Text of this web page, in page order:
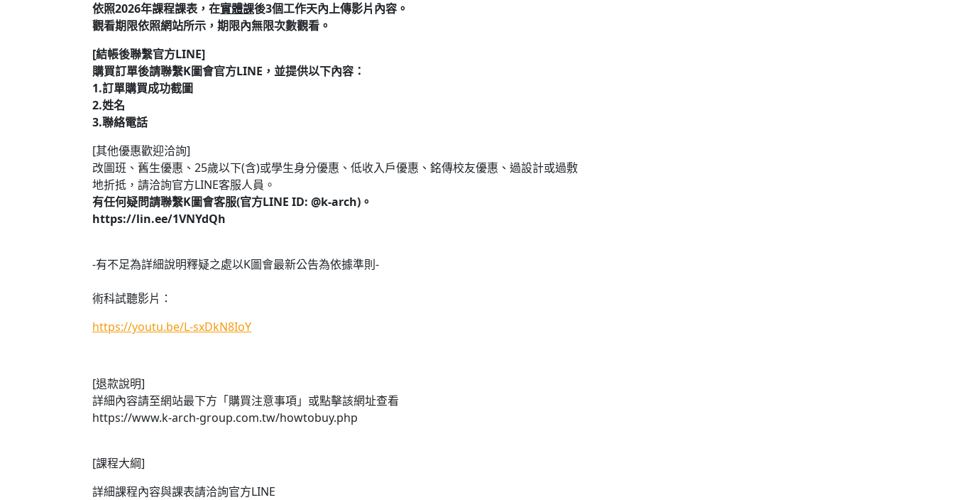
依照2026年課程課表，在實體課後3個工作天內上傳影片內容。
觀看期限依照網站所示，期限內無限次數觀看。
[結帳後聯繫官方LINE]
購買訂單後請聯繫K圖會官方LINE ，並提供以下內容：
1.訂單購買成功截圖
2.姓名
3.聯絡電話
[其他優惠歡迎洽詢]
改圖班、舊生優惠、 25歲以下(含)或學生身分優惠、低收入戶優惠、銘傳校友優惠、過設計或過敷
地折抵，請洽詢官方LINE客服人員 。
有任何疑問請聯繫K圖會客服(官方LINE ID: @k-arch) 。
https://lin.ee/1VNYdQh
-有不足為詳細說明釋疑之處以K圖會最新公告為依據準則-
術科試聽影片：
https://youtu.be/L-sxDkN8IoY
[退款說明]
詳細內容請至網站最下方「購買注意事項」或點擊該網址查看
https://www.k-arch-group.com.tw/howtobuy.php
[課程大綱]
詳細課程內容與課表請洽詢官方LINE